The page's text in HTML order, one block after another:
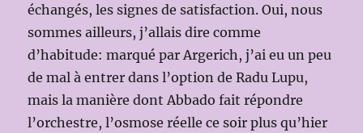
échangés, les signes de satisfaction. Oui, nous
sommes ailleurs, j’allais dire comme
d’habitude: marqué par Argerich, j’ai eu un peu
de mal à entrer dans l’option de Radu Lupu,
mais la manière dont Abbado fait répondre
l’orchestre, l’osmose réelle ce soir plus qu’hier